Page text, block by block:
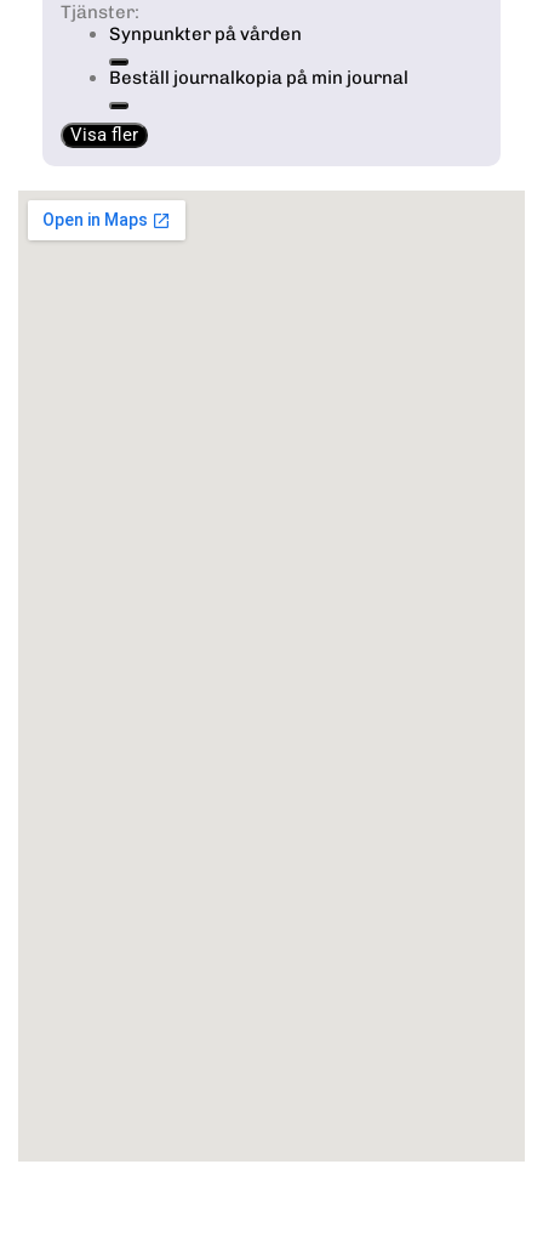
Tjänster:
Synpunkter på vården
Beställ journalkopia på min journal
Visa fler